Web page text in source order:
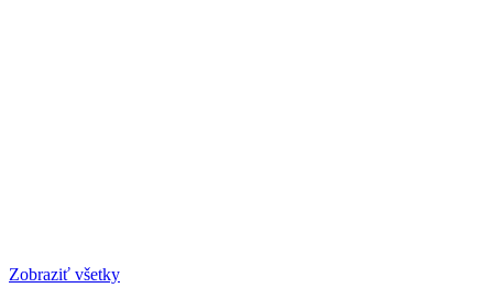
Zobraziť všetky